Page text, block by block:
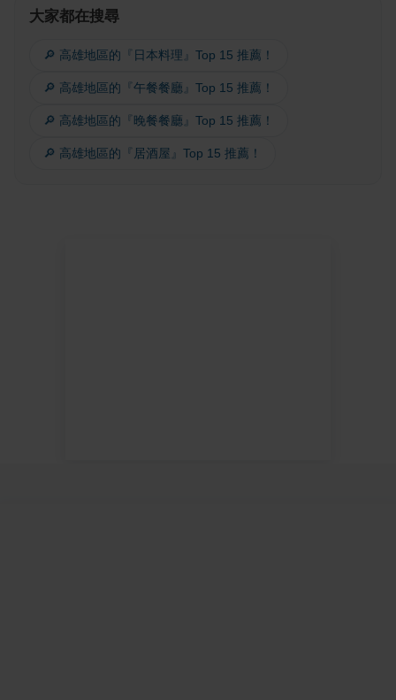
大家都在搜尋
🔎 高雄地區的『日本料理』Top 15 推薦！
🔎 高雄地區的『午餐餐廳』Top 15 推薦！
🔎 高雄地區的『晚餐餐廳』Top 15 推薦！
🔎 高雄地區的『居酒屋』Top 15 推薦！